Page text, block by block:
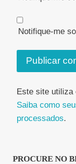
Notifique-me
Este site utiliza
Saiba como
processados.
PROCURE NO